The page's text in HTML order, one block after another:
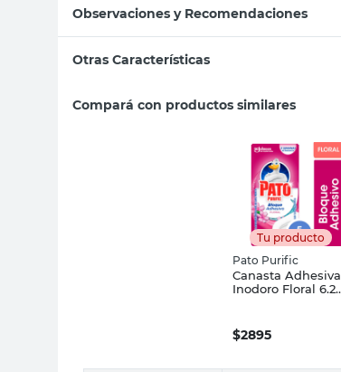
Observaciones y Recomendaciones
Otras Características
Compará con productos similares
Tu producto
Pato Purific
Canasta Adhesiva
Inodoro Floral 6.2
$2895